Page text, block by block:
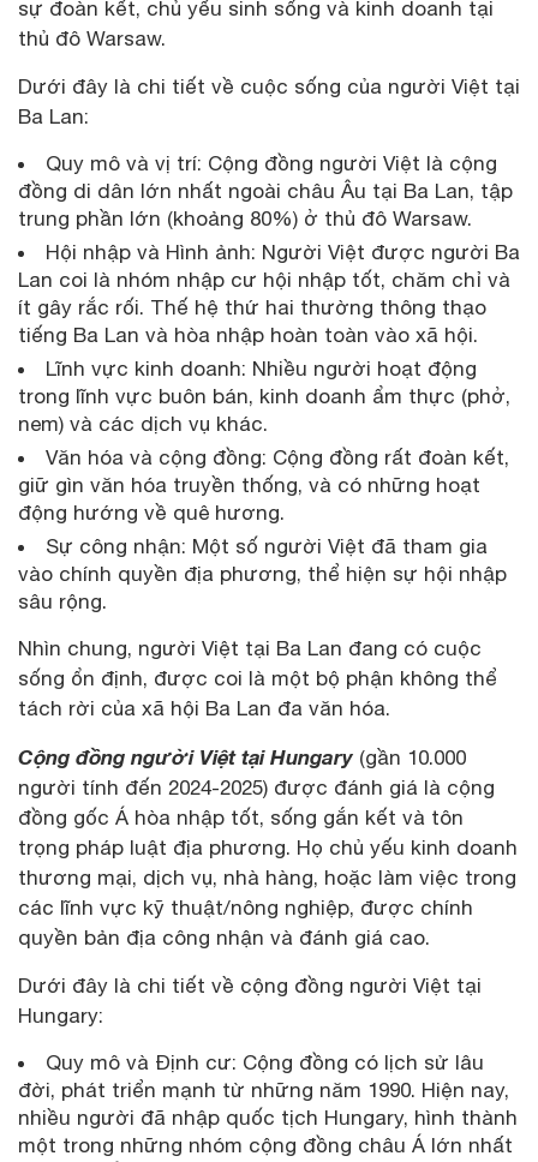
sự đoàn kết, chủ yếu sinh sống và kinh doanh tại
thủ đô Warsaw.
Dưới đây là chi tiết về cuộc sống của người Việt tại
Ba Lan:
Quy mô và vị trí: Cộng đồng người Việt là cộng
đồng di dân lớn nhất ngoài châu Âu tại Ba Lan, tập
trung phần lớn (khoảng 80%) ở thủ đô Warsaw.
Hội nhập và Hình ảnh: Người Việt được người Ba
Lan coi là nhóm nhập cư hội nhập tốt, chăm chỉ và
ít gây rắc rối. Thế hệ thứ hai thường thông thạo
tiếng Ba Lan và hòa nhập hoàn toàn vào xã hội.
Lĩnh vực kinh doanh: Nhiều người hoạt động
trong lĩnh vực buôn bán, kinh doanh ẩm thực (phở,
nem) và các dịch vụ khác.
Văn hóa và cộng đồng: Cộng đồng rất đoàn kết,
giữ gìn văn hóa truyền thống, và có những hoạt
động hướng về quê hương.
Sự công nhận: Một số người Việt đã tham gia
vào chính quyền địa phương, thể hiện sự hội nhập
sâu rộng.
Nhìn chung, người Việt tại Ba Lan đang có cuộc
sống ổn định, được coi là một bộ phận không thể
tách rời của xã hội Ba Lan đa văn hóa.
Cộng đồng người Việt tại Hungary (gần 10.000
người tính đến 2024-2025) được đánh giá là cộng
đồng gốc Á hòa nhập tốt, sống gắn kết và tôn
trọng pháp luật địa phương. Họ chủ yếu kinh doanh
thương mại, dịch vụ, nhà hàng, hoặc làm việc trong
các lĩnh vực kỹ thuật/nông nghiệp, được chính
quyền bản địa công nhận và đánh giá cao.
Dưới đây là chi tiết về cộng đồng người Việt tại
Hungary:
Quy mô và Định cư: Cộng đồng có lịch sử lâu
đời, phát triển mạnh từ những năm 1990. Hiện nay,
nhiều người đã nhập quốc tịch Hungary, hình thành
một trong những nhóm cộng đồng châu Á lớn nhất